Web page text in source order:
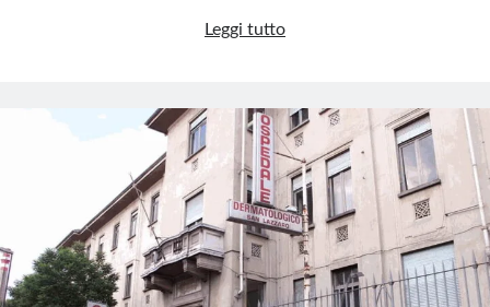
Leggi tuttoDomenico,
“bruciato”
e
una
domanda
che
non
spegne: